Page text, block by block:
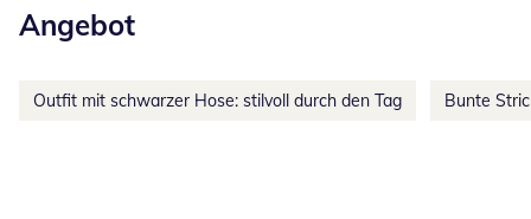
Angebot
Outfit mit schwarzer Hose: stilvoll durch den Tag Bunte